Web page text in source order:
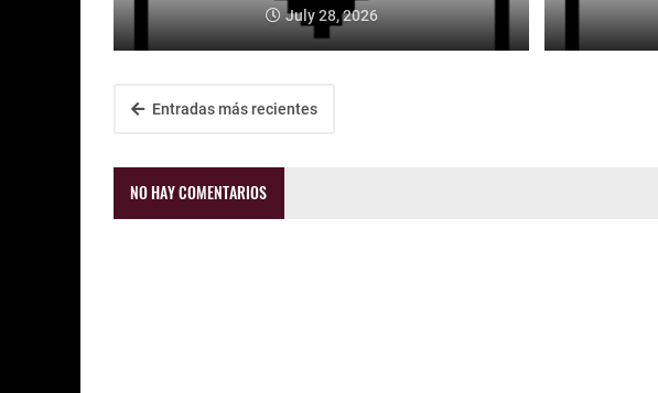
July 28, 2026
Entradas más recientes
NO HAY COMENTARIOS